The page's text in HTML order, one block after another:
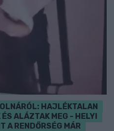
HAJLÉKTALAN
ALÁZTAK MEG - HELYI
A RENDŐRSÉG MÁR